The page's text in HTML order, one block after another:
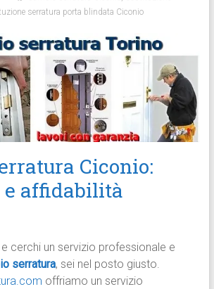
serratura porta blindata Ciconio
Ciconio:
e affidabilità
cerchi un servizio professionale e
serratura, sei nel posto giusto.
offriamo un servizio